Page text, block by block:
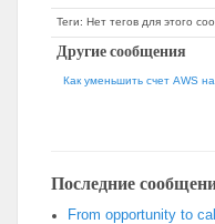
Теги: Нет тегов для этого
Другие сообщения
Как уменьшить счет AWS
Последние
From opportunity to